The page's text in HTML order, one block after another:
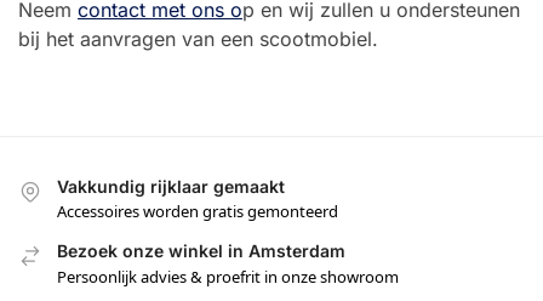
Neem contact met ons op en wij zullen u ondersteunen
bij het aanvragen van een scootmobiel.
Vakkundig rijklaar gemaakt
Accessoires worden gratis gemonteerd
Bezoek onze winkel in Amsterdam
Persoonlijk advies & proefrit in onze showroom